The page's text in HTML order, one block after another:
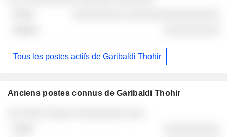
Tous les postes actifs de Garibaldi Thohir
Anciens postes connus de Garibaldi Thohir